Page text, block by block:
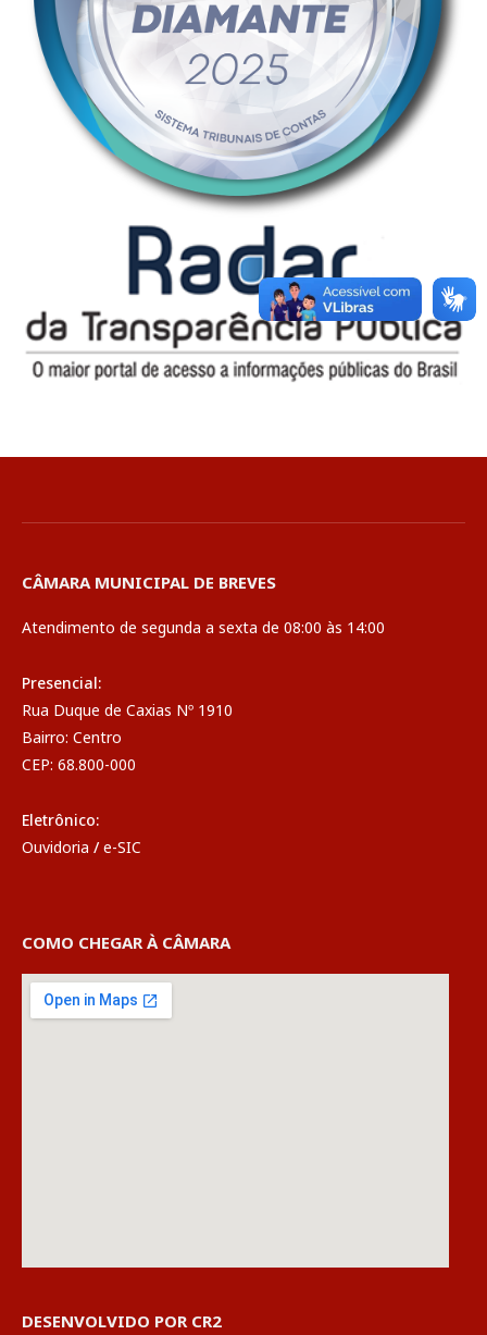
CÂMARA MUNICIPAL DE BREVES
Atendimento de segunda a sexta de 08:00 às 14:00
Presencial:
Rua Duque de Caxias Nº 1910
Bairro: Centro
CEP: 68.800-000
Eletrônico:
Ouvidoria / e-SIC
COMO CHEGAR À CÂMARA
DESENVOLVIDO POR CR2